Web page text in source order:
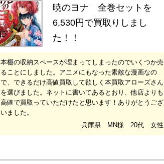
暁のヨナ 全巻セットを
6,530円で買取りしまし
た！！
本棚の収納スペースが埋まってしまったのでいくつか売
ることにしました。アニメにもなった素敵な漫画なの
で、できるだけ高値買取して欲しく本買取アローズさん
を選びました。ネットに書いてあるとおり、他店よりも
高値で買取っていただけたと思います！ありがとうござ
いました。
兵庫県 MN様 20代 女性